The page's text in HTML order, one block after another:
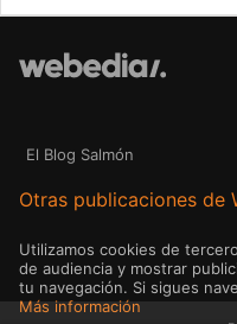
El Blog Salmón
Otras publicaciones de
Utilizamos cookies de
de audiencia y mostrar
tu navegación. Si sigues
Más información